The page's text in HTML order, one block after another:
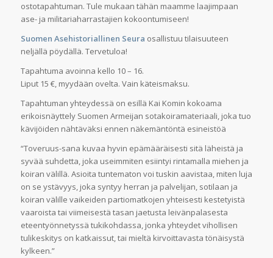
ostotapahtuman. Tule mukaan tähän maamme laajimpaan
ase- ja militariaharrastajien kokoontumiseen!
Suomen Asehistoriallinen Seura osallistuu tilaisuuteen
neljällä pöydällä. Tervetuloa!
Tapahtuma avoinna kello 10 – 16.
Liput 15 €, myydään ovelta. Vain käteismaksu.
Tapahtuman yhteydessä on esillä Kai Komin kokoama
erikoisnäyttely Suomen Armeijan sotakoiramateriaali, joka tuo
kävijöiden nähtäväksi ennen näkemäntöntä esineistöä
“Toveruus-sana kuvaa hyvin epämääräisesti sitä läheistä ja
syvää suhdetta, joka useimmiten esiintyi rintamalla miehen ja
koiran välillä. Asioita tuntematon voi tuskin aavistaa, miten luja
on se ystävyys, joka syntyy herran ja palvelijan, sotilaan ja
koiran välille vaikeiden partiomatkojen yhteisesti kestetyistä
vaaroista tai viimeisestä tasan jaetusta leivänpalasesta
eteentyönnetyssä tukikohdassa, jonka yhteydet vihollisen
tulikeskitys on katkaissut, tai mieltä kirvoittavasta tönäisystä
kylkeen.”